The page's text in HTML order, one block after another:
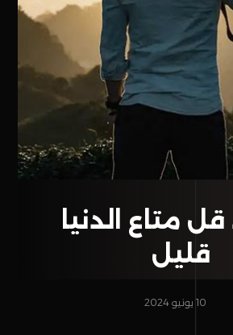
متاع الدنيا
قليل
10 يونيو 2024